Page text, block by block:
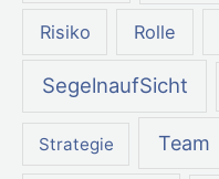
Risiko Rolle
SegelnaufSicht
Strategie Team